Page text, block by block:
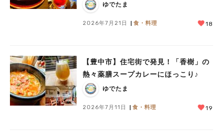
ゆでたま
2026年7月21日 食・料理 18
【豊中市】住宅街で発見！「香樹」の
熱々薬膳スープカレーにほっこり♪
ゆでたま
2026年7月11日 食・料理 19